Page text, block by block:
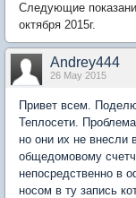
Следующие
октября 2015г.
Andrey444
26 May 2015
Привет всем.
Теплосети.
но они их не внесли
общедомовому
непосредственно в
носом в ту запись